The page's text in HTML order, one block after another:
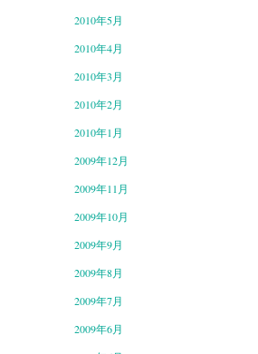
2010年5月
2010年4月
2010年3月
2010年2月
2010年1月
2009年12月
2009年11月
2009年10月
2009年9月
2009年8月
2009年7月
2009年6月